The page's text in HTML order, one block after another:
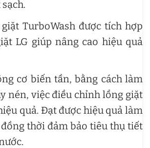
giặt TurboWash được tích hợp
LG giúp nâng cao hiệu quả
cơ biến tần, bằng cách làm
nén, việc điều chỉnh lồng giặt
quả. Đạt được hiệu quả làm
thời đảm bảo tiêu thụ tiết